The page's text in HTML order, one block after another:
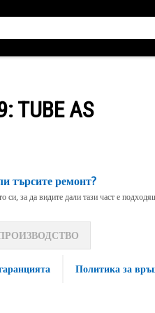
: TUBE AS
търсите ремонт?
си, за да видите дали тази част е
Политика за